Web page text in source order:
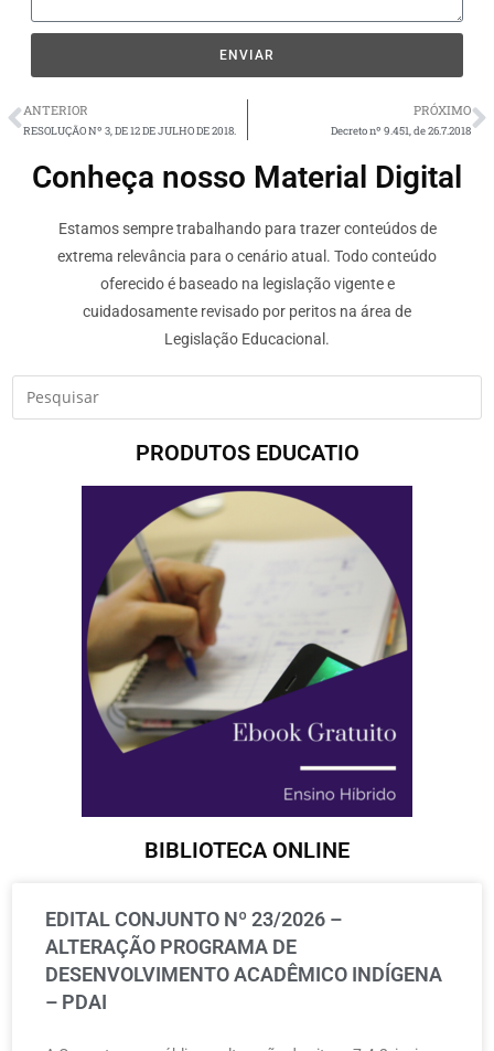
ENVIAR
ANTERIOR
RESOLUÇÃO Nº 3, DE 12 DE JULHO DE 2018.
PRÓXIMO
Decreto nº 9.451, de 26.7.2018
Conheça nosso Material Digital
Estamos sempre trabalhando para trazer conteúdos de
extrema relevância para o cenário atual. Todo conteúdo
oferecido é baseado na legislação vigente e
cuidadosamente revisado por peritos na área de
Legislação Educacional.
PRODUTOS EDUCATIO
BIBLIOTECA ONLINE
EDITAL CONJUNTO Nº 23/2026 –
ALTERAÇÃO PROGRAMA DE
DESENVOLVIMENTO ACADÊMICO INDÍGENA
– PDAI